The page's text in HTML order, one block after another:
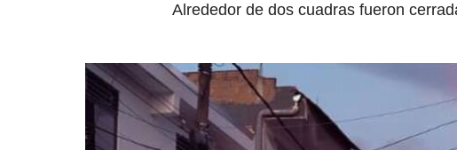
Alrededor de dos cuadras fueron